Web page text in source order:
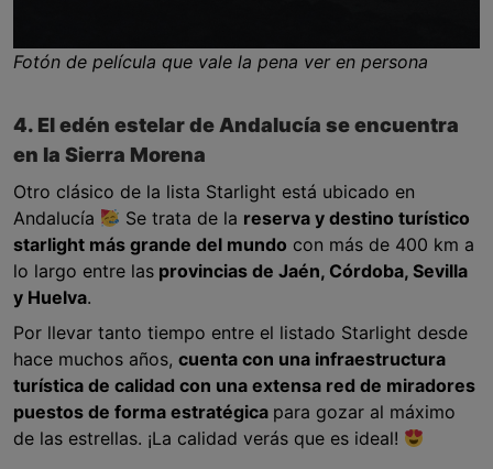
Fotón de película que vale la pena ver en persona
4. El edén estelar de Andalucía se encuentra
en la Sierra Morena
Otro clásico de la lista Starlight está ubicado en
Andalucía
Se trata de la reserva y destino turístico
starlight más grande del mundo con más de 400 km a
lo largo entre las provincias de Jaén, Córdoba, Sevilla
y Huelva.
Por llevar tanto tiempo entre el listado Starlight desde
hace muchos años, cuenta con una infraestructura
turística de calidad con una extensa red de miradores
puestos de forma estratégica para gozar al máximo
de las estrellas. ¡La calidad verás que es ideal!